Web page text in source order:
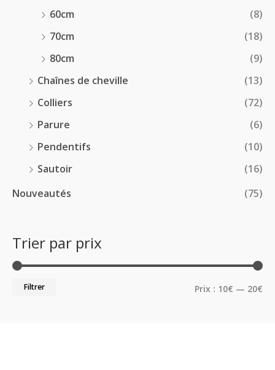
60cm
(8)
70cm
(18)
80cm
(9)
Chaînes de cheville
(13)
Colliers
(72)
Parure
(6)
Pendentifs
(10)
Sautoir
(16)
Nouveautés
(75)
Trier par prix
Filtrer Prix : 10€ — 20€